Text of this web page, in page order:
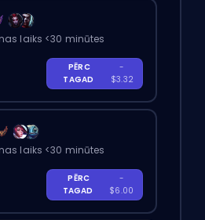
laiks <30 minūtes
PĒRC
TAGAD
-
$3.32
laiks <30 minūtes
PĒRC
TAGAD
-
$6.00